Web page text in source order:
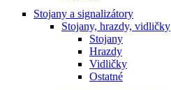
Stojany a signalizátory
Stojany, hrazdy, vidličky
Stojany
Hrazdy
Vidličky
Ostatné